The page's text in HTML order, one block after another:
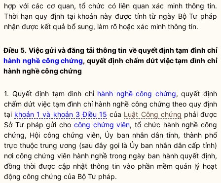
hợp với các cơ quan, tổ chức có liên quan xác minh thông tin.
Thời hạn quy định tại khoản này được tính từ ngày Bộ Tư pháp
nhận được kết quả bổ sung, làm rõ hoặc xác minh thông tin.
Điều 5. Việc gửi và đăng tải thông tin về quyết định tạm đình chỉ
hành nghề công chứng, quyết định chấm dứt việc tạm đình chỉ
hành nghề công chứng
1. Quyết định tạm đình chỉ hành nghề công chứng, quyết định
chấm dứt việc tạm đình chỉ hành nghề công chứng theo quy định
tại khoản 1 và khoản 3 Điều 15 của Luật Công chứng phải được
Sở Tư pháp gửi cho công chứng viên, tổ chức hành nghề công
chứng, Hội công chứng viên, Ủy ban nhân dân tỉnh, thành phố
trực thuộc trung ương (sau đây gọi là Ủy ban nhân dân cấp tỉnh)
nơi công chứng viênhành nghề trong ngày ban hành quyết định,
đồng thời được cập nhật thông tin vào phần mềm quản lý hoạt
động công chứng của Bộ Tư pháp.